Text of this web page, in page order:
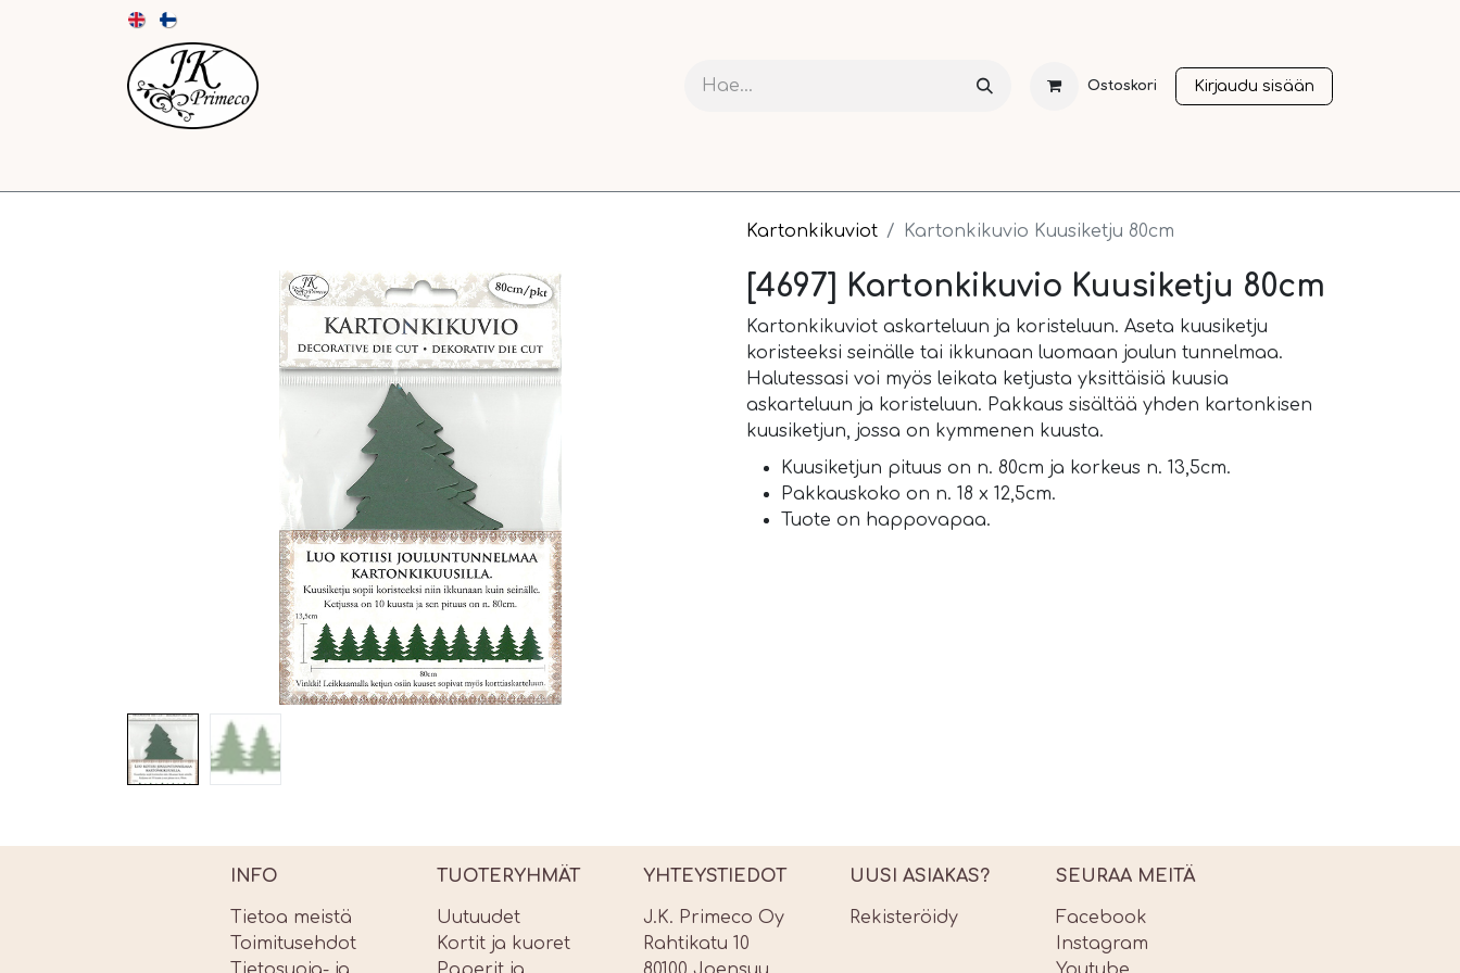
Ostoskori Kirjaudu sisään
Kartonkikuviot Kartonkikuvio Kuusiketju 80cm
[4697] Kartonkikuvio Kuusiketju 80cm
Kartonkikuviot askarteluun ja koristeluun. Aseta kuusiketju
koristeeksi seinälle tai ikkunaan luomaan joulun tunnelmaa.
Halutessasi voi myös leikata ketjusta yksittäisiä kuusia
askarteluun ja koristeluun. Pakkaus sisältää yhden kartonkisen
kuusiketjun, jossa on kymmenen kuusta.
Kuusiketjun pituus on n. 80cm ja korkeus n. 13,5cm.
Pakkauskoko on n. 18 x 12,5cm.
Tuote on happovapaa.
INFO
Tietoa meistä
Toimitusehdot
TUOTERYHMÄT
Uutuudet
Kortit ja kuoret
YHTEYSTIEDOT
J.K. Primeco Oy
Rahtikatu 10
UUSI ASIAKAS?
Rekisteröidy
SEURAA MEITÄ
Facebook
Instagram